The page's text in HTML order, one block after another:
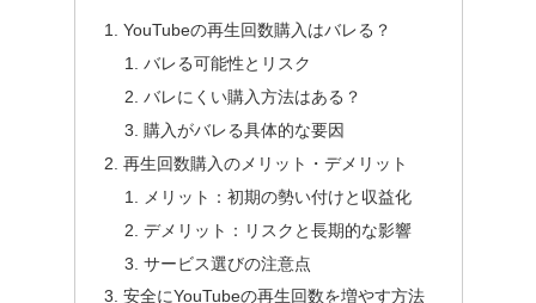
YouTubeの再生回数購入はバレる？
バレる可能性とリスク
バレにくい購入方法はある？
購入がバレる具体的な要因
再生回数購入のメリット・デメリット
メリット：初期の勢い付けと収益化
デメリット：リスクと長期的な影響
サービス選びの注意点
安全にYouTubeの再生回数を増やす方法